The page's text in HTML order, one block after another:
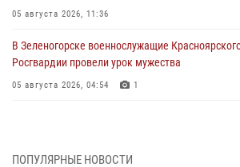
05 августа 2026, 11:36
В Зеленогорске военнослужащие
Росгвардии провели урок мужества
05 августа 2026, 04:54 1
05 августа 2026, 04:52 1
ПОПУЛЯРНЫЕ НОВОСТИ